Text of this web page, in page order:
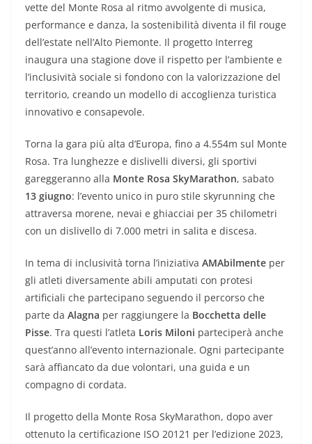
vette del Monte Rosa al ritmo avvolgente di musica,
performance e danza, la sostenibilità diventa il fil rouge
dell’estate nell’Alto Piemonte. Il progetto Interreg
inaugura una stagione dove il rispetto per l’ambiente e
l’inclusività sociale si fondono con la valorizzazione del
territorio, creando un modello di accoglienza turistica
innovativo e consapevole.
Torna la gara più alta d’Europa, fino a 4.554m sul Monte
Rosa. Tra lunghezze e dislivelli diversi, gli sportivi
gareggeranno alla Monte Rosa SkyMarathon, sabato
13 giugno: l’evento unico in puro stile skyrunning che
attraversa morene, nevai e ghiacciai per 35 chilometri
con un dislivello di 7.000 metri in salita e discesa.
In tema di inclusività torna l’iniziativa AMAbilmente per
gli atleti diversamente abili amputati con protesi
artificiali che partecipano seguendo il percorso che
parte da Alagna per raggiungere la Bocchetta delle
Pisse. Tra questi l’atleta Loris Miloni parteciperà anche
quest’anno all’evento internazionale. Ogni partecipante
sarà affiancato da due volontari, una guida e un
compagno di cordata.
Il progetto della Monte Rosa SkyMarathon, dopo aver
ottenuto la certificazione ISO 20121 per l’edizione 2023,